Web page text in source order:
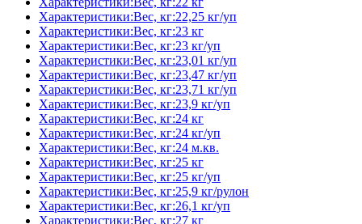
Характеристики:Вес, кг:22,25 кг/уп
Характеристики:Вес, кг:23 кг
Характеристики:Вес, кг:23 кг/уп
Характеристики:Вес, кг:23,01 кг/уп
Характеристики:Вес, кг:23,47 кг/уп
Характеристики:Вес, кг:23,71 кг/уп
Характеристики:Вес, кг:23,9 кг/уп
Характеристики:Вес, кг:24 кг
Характеристики:Вес, кг:24 кг/уп
Характеристики:Вес, кг:24 м.кв.
Характеристики:Вес, кг:25 кг
Характеристики:Вес, кг:25 кг/уп
Характеристики:Вес, кг:25,9 кг/рулон
Характеристики:Вес, кг:26,1 кг/уп
Характеристики:Вес, кг:27 кг